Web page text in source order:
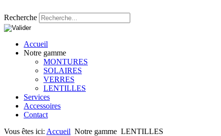
Recherche
Accueil
Notre gamme
MONTURES
SOLAIRES
VERRES
LENTILLES
Services
Accessoires
Contact
Vous êtes ici: Accueil Notre gamme LENTILLES